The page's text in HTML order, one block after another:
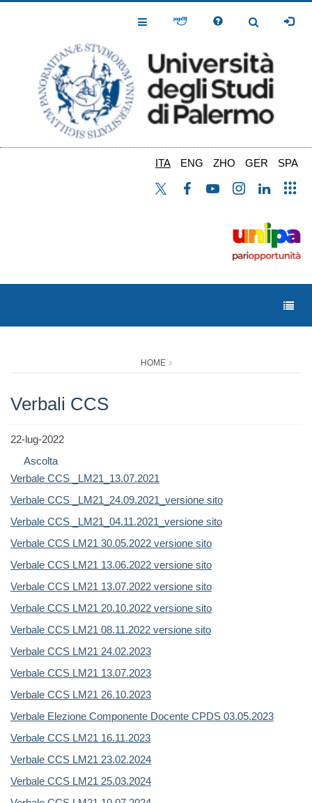
Toggle
Toggle
ITA ENG ZHO GER SPA
HOME
Verbali CCS
22-lug-2022
Ascolta
Verbale CCS _LM21_13.07.2021
Verbale CCS _LM21_24.09.2021_versione sito
Verbale CCS _LM21_04.11.2021_versione sito
Verbale CCS LM21 30.05.2022 versione sito
Verbale CCS LM21 13.06.2022 versione sito
Verbale CCS LM21 13.07.2022 versione sito
Verbale CCS LM21 20.10.2022 versione sito
Verbale CCS LM21 08.11.2022 versione sito
Verbale CCS LM21 24.02.2023
Verbale CCS LM21 13.07.2023
Verbale CCS LM21 26.10.2023
Verbale Elezione Componente Docente CPDS 03.05.2023
Verbale CCS LM21 16.11.2023
Verbale CCS LM21 23.02.2024
Verbale CCS LM21 25.03.2024